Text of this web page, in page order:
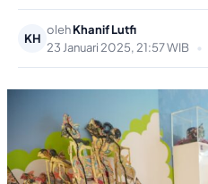
KH
olehKhanif Lutfi
23 Januari 2025, 21:57 WIB
•